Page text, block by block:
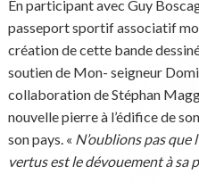
En participant avec Guy
passeport sportif associatif
création de cette bande
soutien de Mon- seigneur
collaboration de Stéphan
nouvelle pierre à l’édifice de
son pays. « N’oublions pas que
vertus est le dévouement à sa